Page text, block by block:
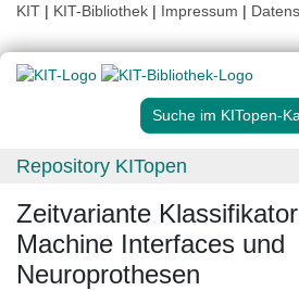
KIT | KIT-Bibliothek | Impressum |
Suche im KITopen-
Repository KITopen
Zeitvariante
Machine Interfaces und
Neuroprothesen